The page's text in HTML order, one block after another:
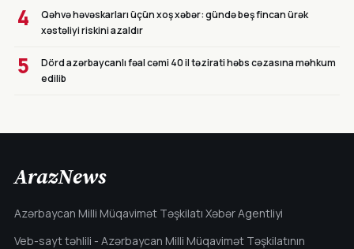
4
Qəhvə həvəskarları üçün xoş xəbər: gündə beş fincan ürək
xəstəliyi riskini azaldır
5
Dörd azərbaycanlı fəal cəmi 40 il təzirati həbs cəzasına məhkum
edilib
ArazNews
Azərbaycan Milli Müqavimət Təşkilatı Xəbər Agentliyi
Veb-sayt təhlili - Azərbaycan Milli Müqavimət Təşkilatının